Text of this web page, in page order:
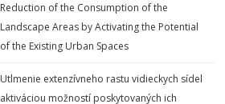
Reduction of the Consumption of the
Landscape Areas by Activating the Potential
of the Existing Urban Spaces
Utlmenie extenzívneho rastu vidieckych sídel
aktiváciou možností poskytovaných ich